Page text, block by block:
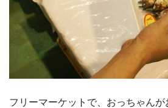
フリーマーケットで、おっちゃん